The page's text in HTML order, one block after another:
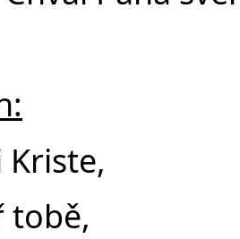
Kriste,
tobě,